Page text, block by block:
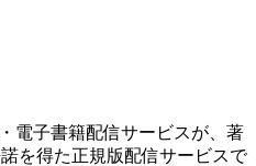
電子書籍配信サービスが、著
を得た正規版配信サービスで